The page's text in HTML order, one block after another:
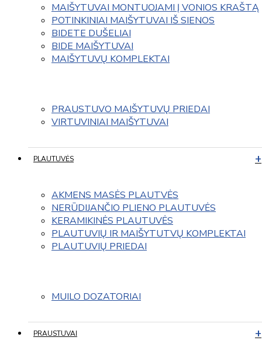
MAIŠYTUVAI MONTUOJAMI Į VONIOS KRAŠTĄ
POTINKINIAI MAIŠYTUVAI IŠ SIENOS
BIDETE DUŠELIAI
BIDE MAIŠYTUVAI
MAIŠYTUVŲ KOMPLEKTAI
PRAUSTUVO MAIŠYTUVŲ PRIEDAI
VIRTUVINIAI MAIŠYTUVAI
PLAUTUVĖS
AKMENS MASĖS PLAUTVĖS
NERŪDIJANČIO PLIENO PLAUTUVĖS
KERAMIKINĖS PLAUTUVĖS
PLAUTUVIŲ IR MAIŠYTUTVŲ KOMPLEKTAI
PLAUTUVIŲ PRIEDAI
MUILO DOZATORIAI
PRAUSTUVAI